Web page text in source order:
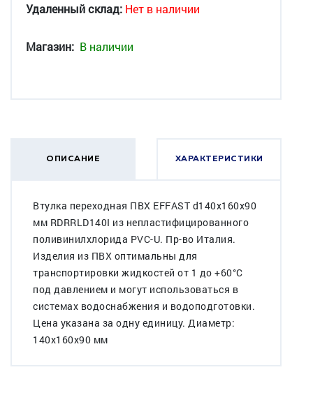
Удаленный склад: Нет в наличии
Магазин: В наличии
ОПИСАНИЕ ХАРАКТЕРИСТИКИ
Втулка переходная ПВХ EFFAST d140x160x90
мм RDRRLD140I из непластифицированного
поливинилхлорида PVC-U. Пр-во Италия.
Изделия из ПВХ оптимальны для
транспортировки жидкостей от 1 до +60°C
под давлением и могут использоваться в
системах водоснабжения и водоподготовки.
Цена указана за одну единицу. Диаметр:
140x160x90 мм